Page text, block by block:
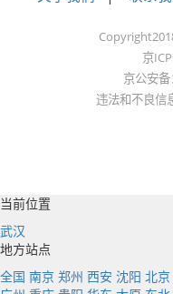
金预
元，
分中
地使
京
京公安
违法和不良信
当前位置
武汉
地方站点
全国 南京 郑州 西安 沈阳 北京